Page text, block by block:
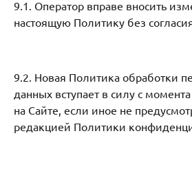
9.1. Оператор вправе вносить
настоящую Политику без
9.2. Новая Политика обработки
данных вступает в силу с
на Сайте, если иное не
редакцией Политики